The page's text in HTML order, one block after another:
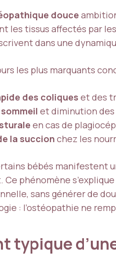
douce
les tissus affectés par
dans une
les plus marquants
des coliques et des
et diminution
en cas de
la succion chez les
bébés manifestent
phénomène s’explique
sans générer de
: l’ostéopathie ne
typique